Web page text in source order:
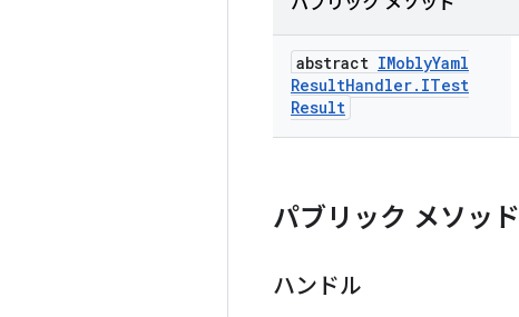
abstract IMoblyYaml
ResultHandler. ITest
Result
パブリック メソッド
ハンドル